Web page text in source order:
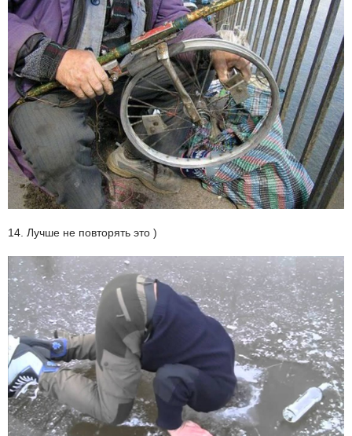
14. Лучше не повторять это )